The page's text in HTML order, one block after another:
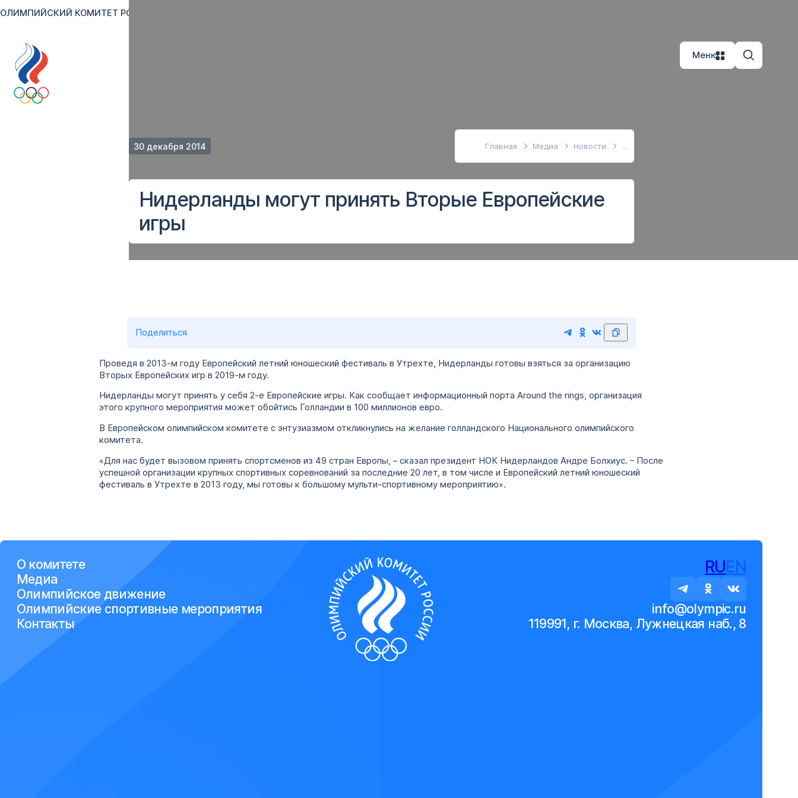
ОЛИМПИЙСКИЙ КОМИТЕТ РОССИИ
Меню
30 декабря 2014 Главная Медиа Новости
Нидерланды могут принять Вторые Европейские
игры
Поделиться
Проведя в 2013-м году Европейский летний юношеский фестиваль в Утрехте, Нидерланды готовы взяться за организацию
Вторых Европейских игр в 2019-м году.
Нидерланды могут принять у себя 2-е Европейские игры. Как сообщает информационный порта Around the rings, организация
этого крупного мероприятия может обойтись Голландии в 100 миллионов евро.
В Европейском олимпийском комитете с энтузиазмом откликнулись на желание голландского Национального олимпийского
комитета.
«Для нас будет вызовом принять спортсменов из 49 стран Европы, – сказал президент НОК Нидерландов Андре Болхиус. – После
успешной организации крупных спортивных соревнований за последние 20 лет, в том числе и Европейский летний юношеский
фестиваль в Утрехте в 2013 году, мы готовы к большому мульти-спортивному мероприятию».
О комитете
Медиа
Олимпийское движение
Олимпийские спортивные мероприятия
Контакты
RUEN
info@olympic.ru
119991, г. Москва, Лужнецкая наб., 8